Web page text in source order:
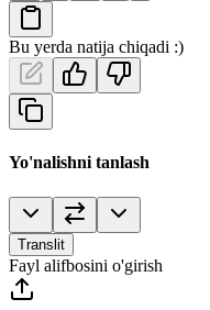
Bu yerda natija chiqadi :)
Yo'nalishni tanlash
Translit
Fayl alifbosini o'girish